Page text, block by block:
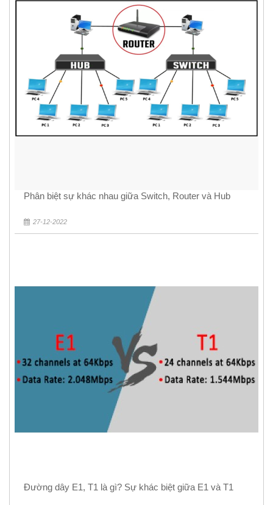
Phân biệt sự khác nhau giữa Switch, Router và Hub
27-12-2022
Đường dây E1, T1 là gì? Sự khác biệt giữa E1 và T1